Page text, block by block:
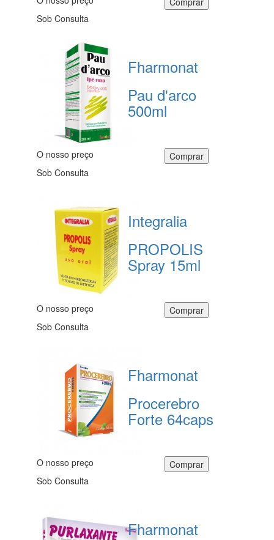
Sob Consulta
Fharmonat
Pau d'arco
500ml
O nosso preço
Sob Consulta
Integralia
PROPOLIS
Spray 15ml
O nosso preço
Sob Consulta
Fharmonat
Procerebro
Forte 64caps
O nosso preço
Sob Consulta
Fharmonat